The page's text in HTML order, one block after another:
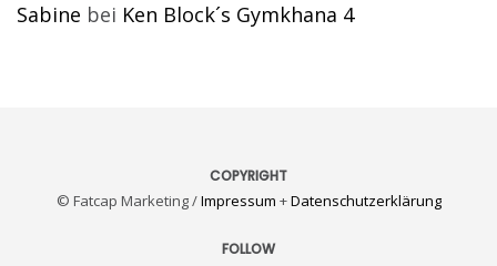
Sabine bei Ken Block´s Gymkhana 4
COPYRIGHT
© Fatcap Marketing /Impressum +Datenschutzerklärung
FOLLOW